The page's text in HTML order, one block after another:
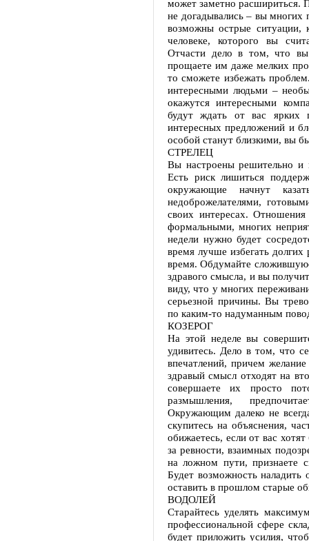
может заметно расшириться.
не догадывались – вы многих
возможны острые ситуации,
человеке, которого вы
Отчасти дело в том, что
прощаете им даже мелких
то сможете избежать
интересными людьми –
окажутся интересными
будут ждать от вас ярких
интересных предложений и
особой станут близкими, вы
СТРЕЛЕЦ
Вы настроены решительно и
Есть риск лишиться
окружающие начнут
недоброжелателями,
своих интересах.
формальными, многих
недели нужно будет
время лучше избегать долгих
время. Обдумайте
здравого смысла, и вы
виду, что у многих
серьезной причины. Вы
по каким-то надуманным
КОЗЕРОГ
На этой неделе вы
удивитесь. Дело в том, что
впечатлений, причем
здравый смысл отходят на
совершаете их просто
размышления,
Окружающим далеко не
скупитесь на объяснения,
обижаетесь, если от вас
за ревности, взаимных
на ложном пути, признаете
Будет возможность
оставить в прошлом старые
ВОДОЛЕЙ
Старайтесь уделять
профессиональной сфере
будет приложить усилия,